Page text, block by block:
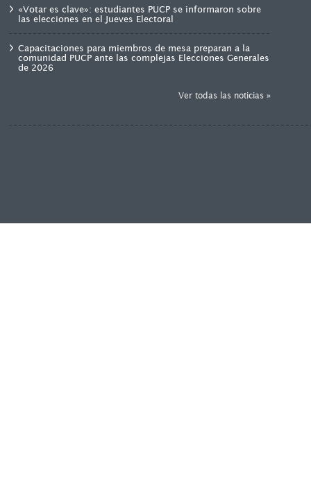
«Votar es clave»: estudiantes PUCP se informaron sobre
las elecciones en el Jueves Electoral
Capacitaciones para miembros de mesa preparan a la
comunidad PUCP ante las complejas Elecciones Generales
de 2026
Ver todas las noticias »